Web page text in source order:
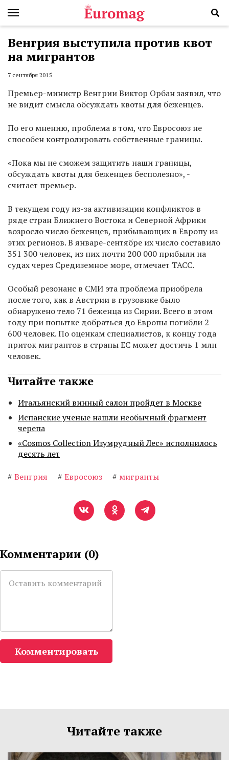
Венгрия выступила против квот
на мигрантов
7 сентября 2015
Премьер-министр Венгрии Виктор Орбан заявил, что
не видит смысла обсуждать квоты для беженцев.
По его мнению, проблема в том, что Евросоюз не
способен контролировать собственные границы.
«Пока мы не сможем защитить наши границы,
обсуждать квоты для беженцев бесполезно», -
считает премьер.
В текущем году из-за активизации конфликтов в
ряде стран Ближнего Востока и Северной Африки
возросло число беженцев, прибывающих в Европу из
этих регионов. В январе-сентябре их число составило
351 300 человек, из них почти 200 000 прибыли на
судах через Средиземное море, отмечает ТАСС.
Особый резонанс в СМИ эта проблема приобрела
после того, как в Австрии в грузовике было
обнаружено тело 71 беженца из Сирии. Всего в этом
году при попытке добраться до Европы погибли 2
600 человек. По оценкам специалистов, к концу года
приток мигрантов в страны ЕС может достичь 1 млн
человек.
Читайте также
Итальянский винный салон пройдет в Москве
Испанские ученые нашли необычный фрагмент
черепа
«Cosmos Collection Изумрудный Лес» исполнилось
десять лет
# Венгрия # Евросоюз # мигранты
Комментарии (0)
Комментировать
Читайте также